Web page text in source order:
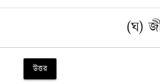
(ঘ)
উত্তর